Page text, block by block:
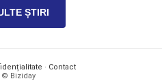
ȘTIRI
· Contact
© Biziday